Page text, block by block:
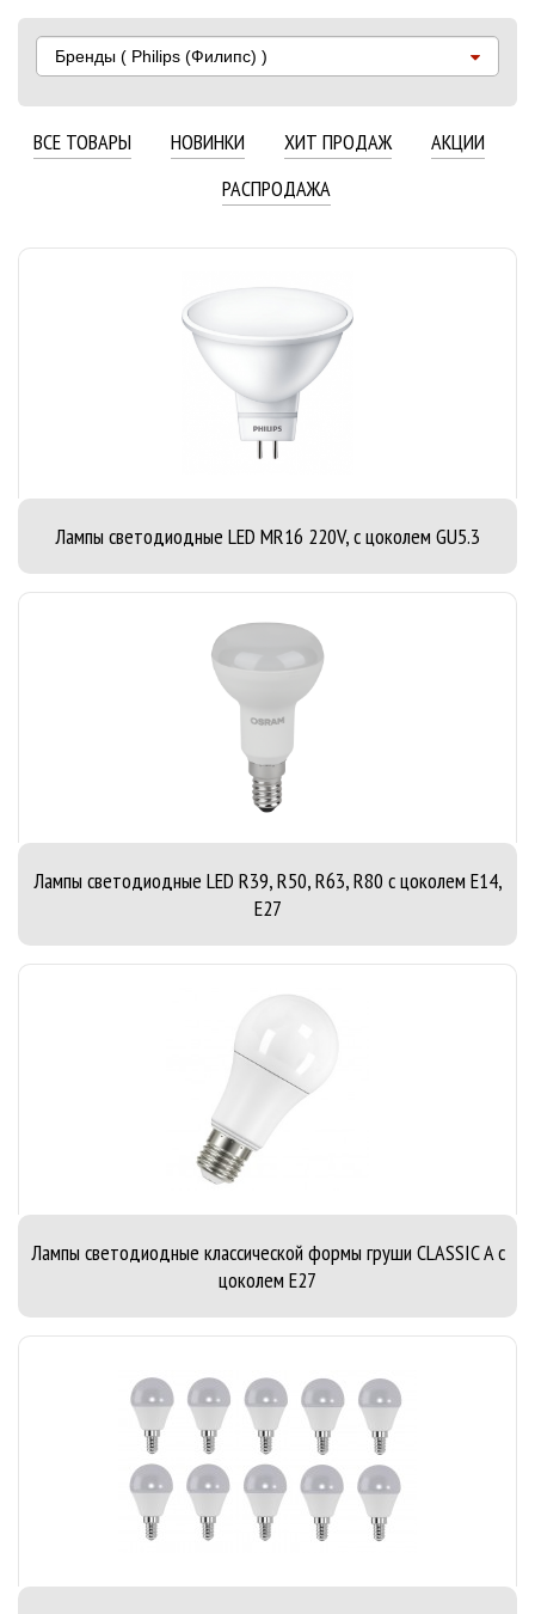
Бренды ( Philips (Филипс) )
ВСЕ ТОВАРЫ НОВИНКИ ХИТ ПРОДАЖ
АКЦИИ
РАСПРОДАЖА
Лампы светодиодные LED MR16 220V, с цоколем GU5.3
Лампы светодиодные LED R39, R50, R63, R80 с цоколем E14,
E27
Лампы светодиодные классической формы груши CLASSIC A с
цоколем E27